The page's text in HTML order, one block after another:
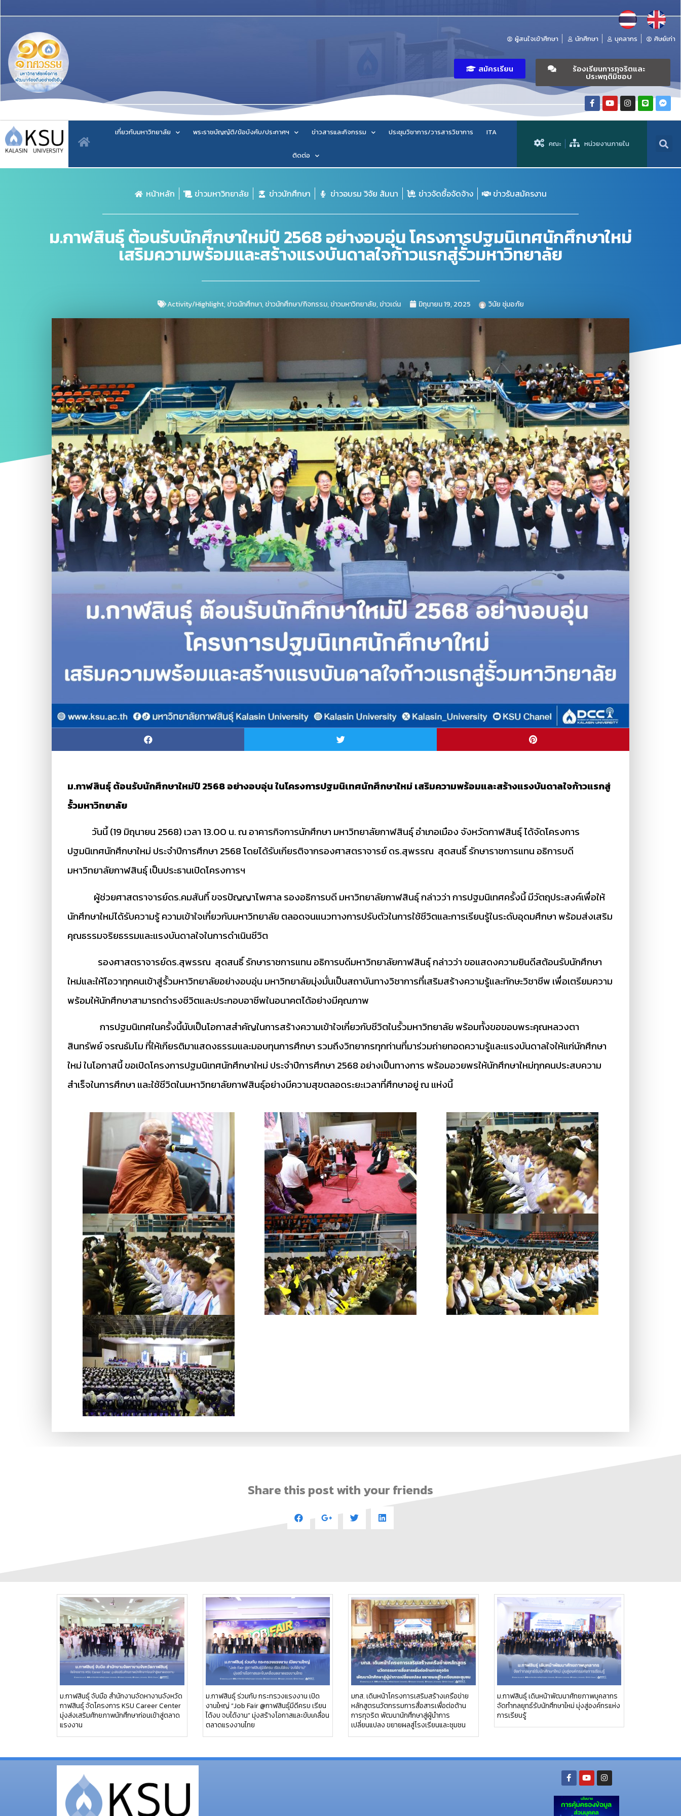
ผู้สนใจเข้าศึกษา นักศึกษา บุคลากร ศิษย์เก่า
สมัครเรียน ร้องเรียนการทุจริตและ
ประพฤติมิชอบ
เกี่ยวกับมหาวิทยาลัย พระราชบัญญัติ/ข้อบังคับ/ประกาศฯ ข่าวสารและกิจกรรม ประชุมวิชาการ/วารสารวิชาการ ITA
ติดต่อ
คณะ หน่วยงานภายใน
หน้าหลัก ข่าวมหาวิทยาลัย ข่าวนักศึกษา ข่าวอบรม วิจัย สัมนา ข่าวจัดซื้อจัดจ้าง ข่าวรับสมัครงาน
ม.กาฬสินธุ์ ต้อนรับนักศึกษาใหม่ปี 2568 อย่างอบอุ่น โครงการปฐมนิเทศนักศึกษาใหม่
เสริมความพร้อมและสร้างแรงบันดาลใจก้าวแรกสู่รั้วมหาวิทยาลัย
Activity/Highlight,ข่าวนักศึกษา,ข่าวนักศึกษา/กิจกรรม,ข่าวมหาวิทยาลัย,ข่าวเด่น มิถุนายน 19, 2025 วินัย ชุ่มอภัย
ม.กาฬสินธุ์ ต้อนรับนักศึกษาใหม่ปี 2568 อย่างอบอุ่น ในโครงการปฐมนิเทศนักศึกษาใหม่ เสริมความพร้อมและสร้างแรงบันดาลใจก้าวแรกสู่
รั้วมหาวิทยาลัย
วันนี้ (19 มิถุนายน 2568) เวลา 13.00 น. ณ อาคารกิจการนักศึกษา มหาวิทยาลัยกาฬสินธุ์ อำเภอเมือง จังหวัดกาฬสินธุ์ ได้จัดโครงการ
ปฐมนิเทศนักศึกษาใหม่ ประจำปีการศึกษา 2568 โดยได้รับเกียรติจากรองศาสตราจารย์ ดร.สุพรรณ สุดสนธิ์ รักษาราชการแทน อธิการบดี
มหาวิทยาลัยกาฬสินธุ์ เป็นประธานเปิดโครงการฯ
ผู้ช่วยศาสตราจารย์ดร.คมสันทิ์ ขจรปัญญาไพศาล รองอธิการบดี มหาวิทยาลัยกาฬสินธุ์ กล่าวว่า การปฐมนิเทศครั้งนี้ มีวัตถุประสงค์เพื่อให้
นักศึกษาใหม่ได้รับความรู้ ความเข้าใจเกี่ยวกับมหาวิทยาลัย ตลอดจนแนวทางการปรับตัวในการใช้ชีวิตและการเรียนรู้ในระดับอุดมศึกษา พร้อมส่งเสริม
คุณธรรมจริยธรรมและแรงบันดาลใจในการดำเนินชีวิต
รองศาสตราจารย์ดร.สุพรรณ สุดสนธิ์ รักษาราชการแทน อธิการบดีมหาวิทยาลัยกาฬสินธุ์ กล่าวว่า ขอแสดงความยินดีสต้อนรับนักศึกษา
ใหม่และให้โอวาทุกคนเข้าสู่รั้วมหาวิทยาลัยอย่างอบอุ่น มหาวิทยาลัยมุ่งมั่นเป็นสถาบันทางวิชาการที่เสริมสร้างความรู้และทักษะวิชาชีพ เพื่อเตรียมความ
พร้อมให้นักศึกษาสามารถดำรงชีวิตและประกอบอาชีพในอนาคตได้อย่างมีคุณภาพ
การปฐมนิเทศในครั้งนี้นับเป็นโอกาสสำคัญในการสร้างความเข้าใจเกี่ยวกับชีวิตในรั้วมหาวิทยาลัย พร้อมทั้งขอขอบพระคุณหลวงตา
สินทรัพย์ จรณธัมโม ที่ให้เกียรติมาแสดงธรรมและมอบทุนการศึกษา รวมถึงวิทยากรทุกท่านที่มาร่วมถ่ายทอดความรู้และแรงบันดาลใจให้แก่นักศึกษา
ใหม่ ในโอกาสนี้ ขอเปิดโครงการปฐมนิเทศนักศึกษาใหม่ ประจำปีการศึกษา 2568 อย่างเป็นทางการ พร้อมอวยพรให้นักศึกษาใหม่ทุกคนประสบความ
สำเร็จในการศึกษา และใช้ชีวิตในมหาวิทยาลัยกาฬสินธุ์อย่างมีความสุขตลอดระยะเวลาที่ศึกษาอยู่ ณ แห่งนี้
Share this post with your friends
ม.กาฬสินธุ์ จับมือ สำนักงานจัดหางานจังหวัด
กาฬสินธุ์ จัดโครงการ KSU Career Center
มุ่งส่งเสริมศักยภาพนักศึกษาก่อนเข้าสู่ตลาด
แรงงาน
ม.กาฬสินธุ์ ร่วมกับ กระทรวงแรงงาน เปิด
งานใหญ่ “Job Fair @กาฬสินธุ์มีดีครบ เรียน
ได้งบ จบได้งาน” มุ่งสร้างโอกาสและขับเคลื่อน
ตลาดแรงงานไทย
มกส. เดินหน้าโครงการเสริมสร้างเครือข่าย
หลักสูตรนวัตกรรมการสื่อสารเพื่อต่อต้าน
การทุจริต พัฒนานักศึกษาสู่ผู้นำการ
เปลี่ยนแปลง ขยายผลสู่โรงเรียนและชุมชน
ม.กาฬสินธุ์ เดินหน้าพัฒนาศักยภาพบุคลากร
จัดทำกลยุทธ์รับนักศึกษาใหม่ มุ่งสู่องค์กรแห่ง
การเรียนรู้